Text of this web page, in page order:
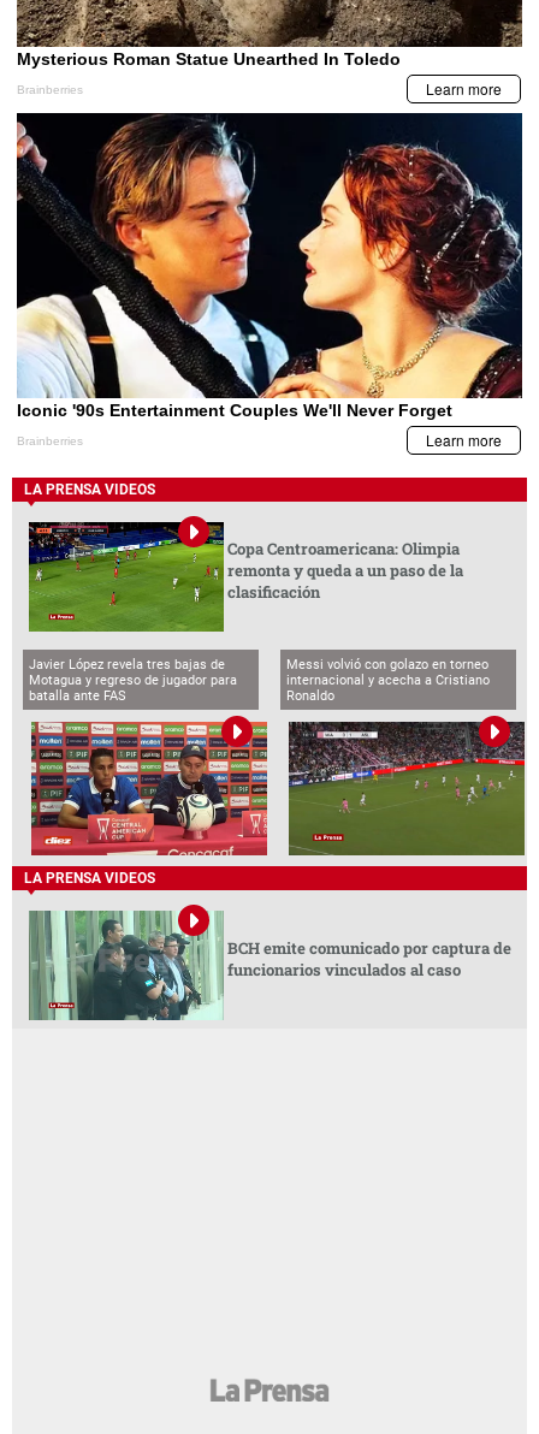
LA PRENSA VIDEOS
Copa Centroamericana: Olimpia
remonta y queda a un paso de la
clasificación
Javier López revela tres bajas de
Motagua y regreso de jugador para
batalla ante FAS
Messi volvió con golazo en torneo
internacional y acecha a Cristiano
Ronaldo
LA PRENSA VIDEOS
BCH emite comunicado por captura de
funcionarios vinculados al caso